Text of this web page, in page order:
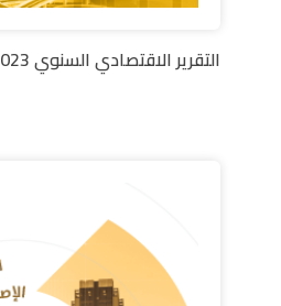
التقرير الاقتصادي السنوي 2023